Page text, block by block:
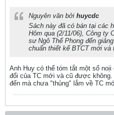
Nguyên văn bởi huycdc
Sách này đã có bán tại các
Hôm qua (2/11/06), Công ty
sư Ngô Thế Phong đến
chuẩn thiết kế BTCT mới và
Anh Huy có thể tóm tắt một số
đổi của TC mới và cũ được
đến mà chưa "thủng" lắm về TC